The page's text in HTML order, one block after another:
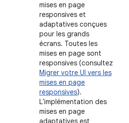
mises en page
responsives et
adaptatives conçues
pour les grands
écrans. Toutes les
mises en page sont
responsives (consultez
Migrer votre UI vers les
mises en page
responsives).
L'implémentation des
mises en page
adaptatives est